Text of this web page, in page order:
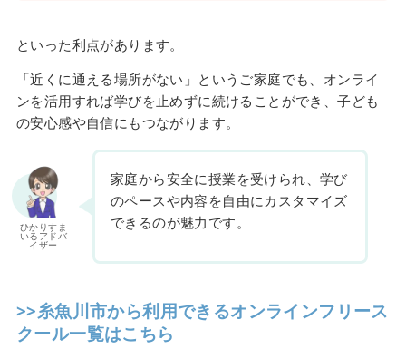
といった利点があります。
「近くに通える場所がない」というご家庭でも、オンライ
ンを活用すれば学びを止めずに続けることができ、子ども
の安心感や自信にもつながります。
ひかりすま
いるアドバ
イザー
家庭から安全に授業を受けられ、学び
のペースや内容を自由にカスタマイズ
できるのが魅力です。
>>糸魚川市から利用できるオンラインフリース
クール一覧はこちら